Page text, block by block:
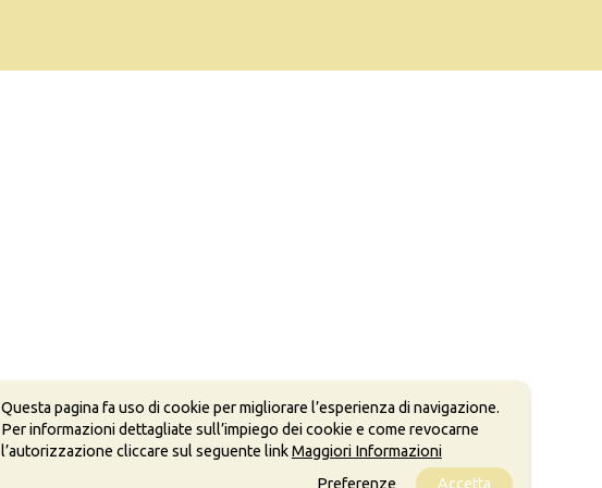
Questa pagina fa uso di cookie per migliorare l’esperienza di navigazione.
Per informazioni dettagliate sull’impiego dei cookie e come revocarne
l’autorizzazione cliccare sul seguente linkMaggiori Informazioni
Preferenze
Accetta